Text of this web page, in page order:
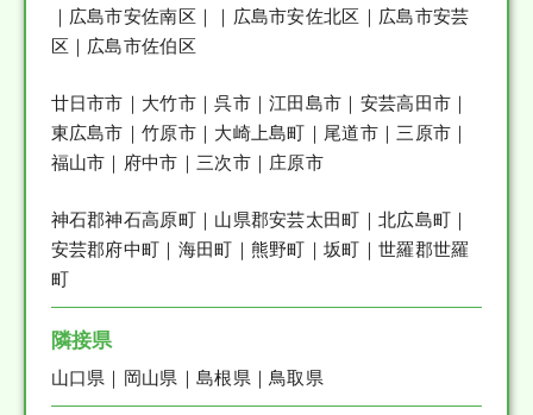
｜広島市安佐南区｜｜広島市安佐北区｜広島市安芸
区｜広島市佐伯区
廿日市市｜大竹市｜呉市｜江田島市｜安芸高田市｜
東広島市｜竹原市｜大崎上島町｜尾道市｜三原市｜
福山市｜府中市｜三次市｜庄原市
神石郡神石高原町｜山県郡安芸太田町｜北広島町｜
安芸郡府中町｜海田町｜熊野町｜坂町｜世羅郡世羅
町
隣接県
山口県｜岡山県｜島根県｜鳥取県